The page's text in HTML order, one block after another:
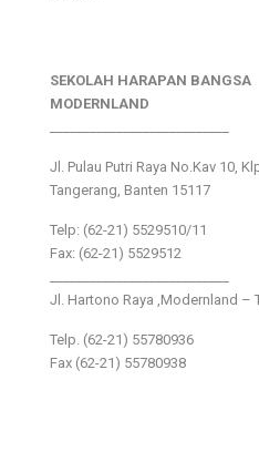
SEKOLAH HARAPAN BANGSA
MODERNLAND
Jl. Pulau Putri Raya No.Kav 10,
Tangerang, Banten 15117
Telp: (62-21) 5529510/11
Fax: (62-21) 5529512
Jl. Hartono Raya ,Modernland –
Telp. (62-21) 55780936
Fax (62-21) 55780938